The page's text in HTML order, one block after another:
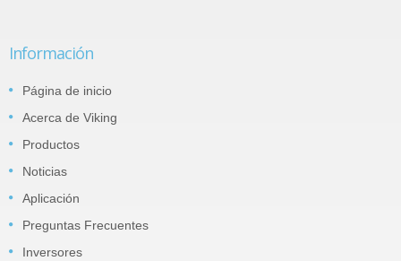
Información
Página de inicio
Acerca de Viking
Productos
Noticias
Aplicación
Preguntas Frecuentes
Inversores